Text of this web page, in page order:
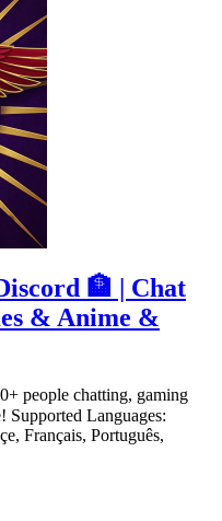
🏦 | Chat
& Anime &
people chatting, gaming
Supported Languages:
Français, Português,